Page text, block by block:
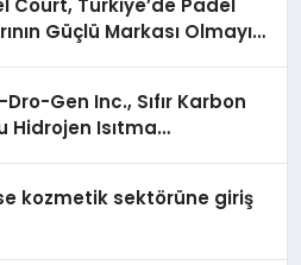
Court, Türkiye’de Padel
Güçlü Markası Olmayı
Gen Inc., Sıfır Karbon
Hidrojen Isıtma
kozmetik sektörüne giriş